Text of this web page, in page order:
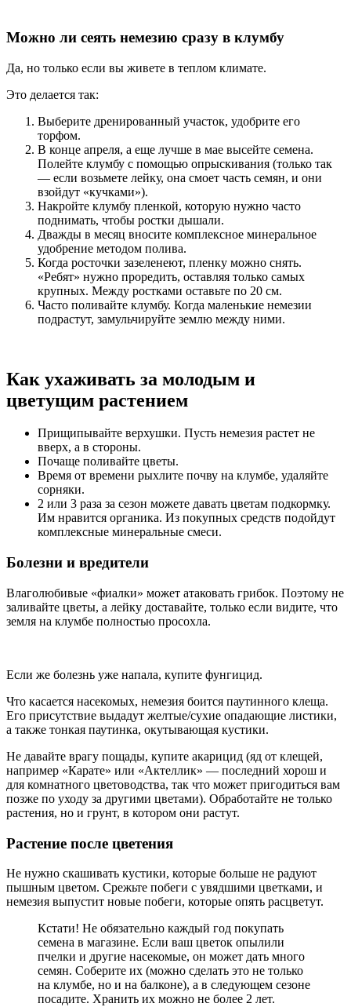
Можно ли сеять немезию сразу в клумбу
Да, но только если вы живете в теплом климате.
Это делается так:
Выберите дренированный участок, удобрите его
торфом.
В конце апреля, а еще лучше в мае высейте семена.
Полейте клумбу с помощью опрыскивания (только так
— если возьмете лейку, она смоет часть семян, и они
взойдут «кучками»).
Накройте клумбу пленкой, которую нужно часто
поднимать, чтобы ростки дышали.
Дважды в месяц вносите комплексное минеральное
удобрение методом полива.
Когда росточки зазеленеют, пленку можно снять.
«Ребят» нужно проредить, оставляя только самых
крупных. Между ростками оставьте по 20 см.
Часто поливайте клумбу. Когда маленькие немезии
подрастут, замульчируйте землю между ними.
Как ухаживать за молодым и
цветущим растением
Прищипывайте верхушки. Пусть немезия растет не
вверх, а в стороны.
Почаще поливайте цветы.
Время от времени рыхлите почву на клумбе, удаляйте
сорняки.
2 или 3 раза за сезон можете давать цветам подкормку.
Им нравится органика. Из покупных средств подойдут
комплексные минеральные смеси.
Болезни и вредители
Влаголюбивые «фиалки» может атаковать грибок. Поэтому не
заливайте цветы, а лейку доставайте, только если видите, что
земля на клумбе полностью просохла.
Если же болезнь уже напала, купите фунгицид.
Что касается насекомых, немезия боится паутинного клеща.
Его присутствие выдадут желтые/сухие опадающие листики,
а также тонкая паутинка, окутывающая кустики.
Не давайте врагу пощады, купите акарицид (яд от клещей,
например «Карате» или «Актеллик» — последний хорош и
для комнатного цветоводства, так что может пригодиться вам
позже по уходу за другими цветами). Обработайте не только
растения, но и грунт, в котором они растут.
Растение после цветения
Не нужно скашивать кустики, которые больше не радуют
пышным цветом. Срежьте побеги с увядшими цветками, и
немезия выпустит новые побеги, которые опять расцветут.
Кстати! Не обязательно каждый год покупать
семена в магазине. Если ваш цветок опылили
пчелки и другие насекомые, он может дать много
семян. Соберите их (можно сделать это не только
на клумбе, но и на балконе), а в следующем сезоне
посадите. Хранить их можно не более 2 лет.